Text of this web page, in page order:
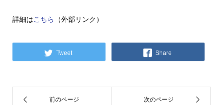
詳細はこちら （外部リンク）
Tweet Share